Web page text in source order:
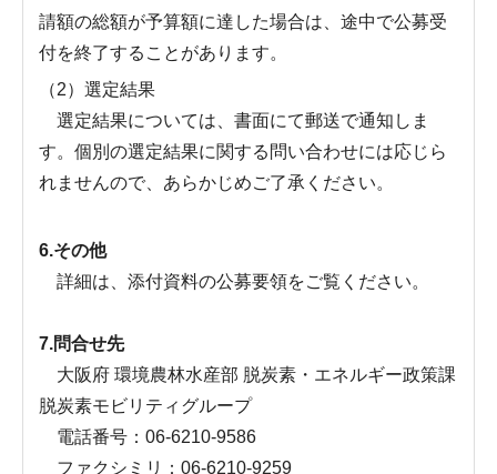
請額の総額が予算額に達した場合は、途中で公募受
付を終了することがあります。
（2）選定結果
選定結果については、書面にて郵送で通知しま
す。個別の選定結果に関する問い合わせには応じら
れませんので、あらかじめご了承ください。
6.その他
詳細は、添付資料の公募要領をご覧ください。
7.問合せ先
大阪府 環境農林水産部 脱炭素・エネルギー政策課
脱炭素モビリティグループ
電話番号：06-6210-9586
ファクシミリ：06-6210-9259